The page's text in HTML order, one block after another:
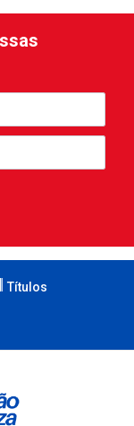
Títulos